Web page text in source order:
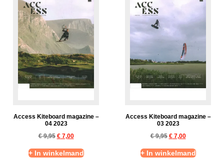
Access Kiteboard magazine –
04 2023
€9,95 €7,00
+ In winkelmand
Access Kiteboard magazine –
03 2023
€9,95 €7,00
+ In winkelmand